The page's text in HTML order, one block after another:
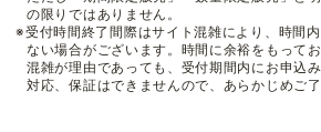
の限りではありません。
※受付時間終了間際はサイト混雑により、時間
ない場合がございます。時間に余裕をもって
混雑が理由であっても、受付期間内にお申込
対応、保証はできませんので、あらかじめご了